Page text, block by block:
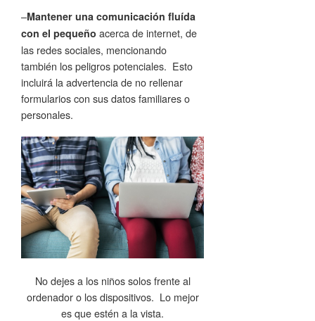
–Mantener una comunicación fluída
con el pequeño acerca de internet, de
las redes sociales, mencionando
también los peligros potenciales. Esto
incluirá la advertencia de no rellenar
formularios con sus datos familiares o
personales.
No dejes a los niños solos frente al
ordenador o los dispositivos. Lo mejor
es que estén a la vista.